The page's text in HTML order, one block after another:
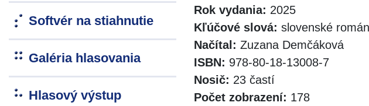
Softvér na stiahnutie
Galéria hlasovania
Hlasový výstup
Rok vydania: 2025
Kľúčové slová: slovenské
Načítal: Zuzana Demčáková
ISBN: 978-80-18-13008-7
Nosič: 23 častí
Počet zobrazení: 178